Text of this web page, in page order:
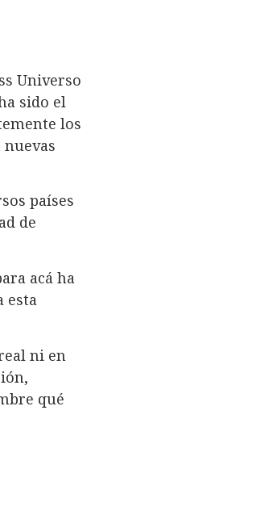
Universo
sido el
los
países
de
acá ha
esta
ni en
qué